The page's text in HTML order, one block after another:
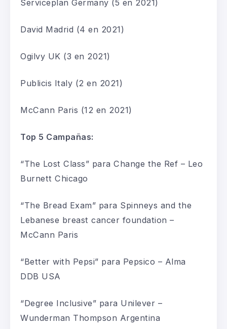
Serviceplan Germany (5 en 2021)
David Madrid (4 en 2021 )
Ogilvy UK (3 en 2021)
Publicis Italy (2 en 2021 )
McCann Paris (12 en 2021)
Top 5 Campañas:
“The Lost Class” para Change the Ref – Leo
Burnett Chicago
“The Bread Exam” para Spinneys and the
Lebanese breast cancer foundation –
McCann Paris
“Better with Pepsi” para Pepsico – Alma
DDB USA
“Degree Inclusive” para Unilever –
Wunderman Thompson Argentina